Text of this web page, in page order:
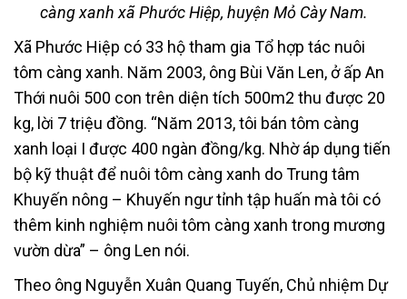
càng xanh xã Phước Hiệp, huyện Mỏ Cày Nam.
Xã Phước Hiệp có 33 hộ tham gia Tổ hợp tác nuôi
tôm càng xanh. Năm 2003, ông Bùi Văn Len, ở ấp An
Thới nuôi 500 con trên diện tích 500m2 thu được 20
kg, lời 7 triệu đồng. “Năm 2013, tôi bán tôm càng
xanh loại I được 400 ngàn đồng/kg. Nhờ áp dụng tiến
bộ kỹ thuật để nuôi tôm càng xanh do Trung tâm
Khuyến nông – Khuyến ngư tỉnh tập huấn mà tôi có
thêm kinh nghiệm nuôi tôm càng xanh trong mương
vườn dừa” – ông Len nói.
Theo ông Nguyễn Xuân Quang Tuyến, Chủ nhiệm Dự